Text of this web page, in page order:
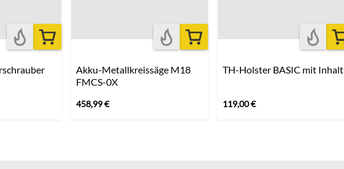
Akku-Metallkreissäge M18
FMCS-0X
458,99€
TH-Holster BASIC mit Inhalt
119,00€